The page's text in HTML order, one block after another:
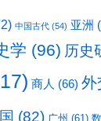
中国古代 (54) 亚洲
学 (96) 历史
商人 (66) 外
(82) 广州 (61)